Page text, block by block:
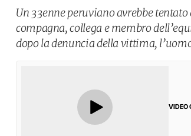
Un 33enne peruviano avrebbe
compagna, collega e membro
dopo la denuncia della vittima,
VIDEO